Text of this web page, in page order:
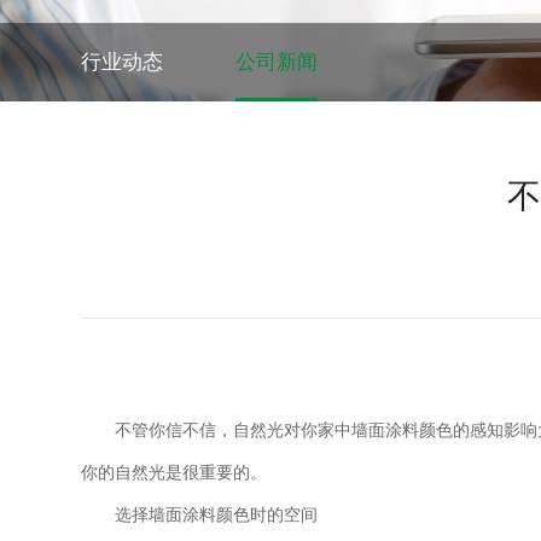
行业动态 公司新闻
不管你信不信，自然光对你家中墙面涂料颜色的感知影
你的自然光是很重要的。
选择墙面涂料颜色时的空间